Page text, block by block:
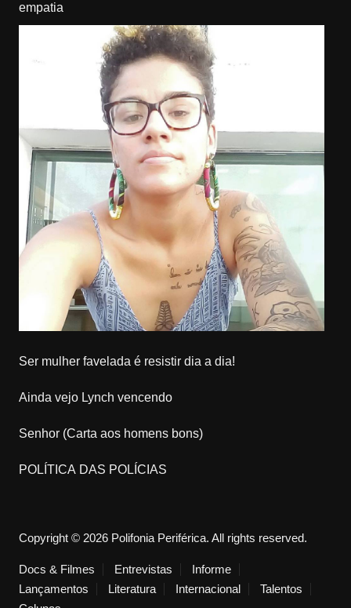
empatia
Ser mulher favelada é resistir dia a dia!
Ainda vejo Lynch vencendo
Senhor (Carta aos homens bons)
POLÍTICA DAS POLÍCIAS
Copyright © 2026 Polifonia Periférica. All rights reserved.
Docs & Filmes Entrevistas
Informe
Lançamentos
Literatura Internacional
Talentos